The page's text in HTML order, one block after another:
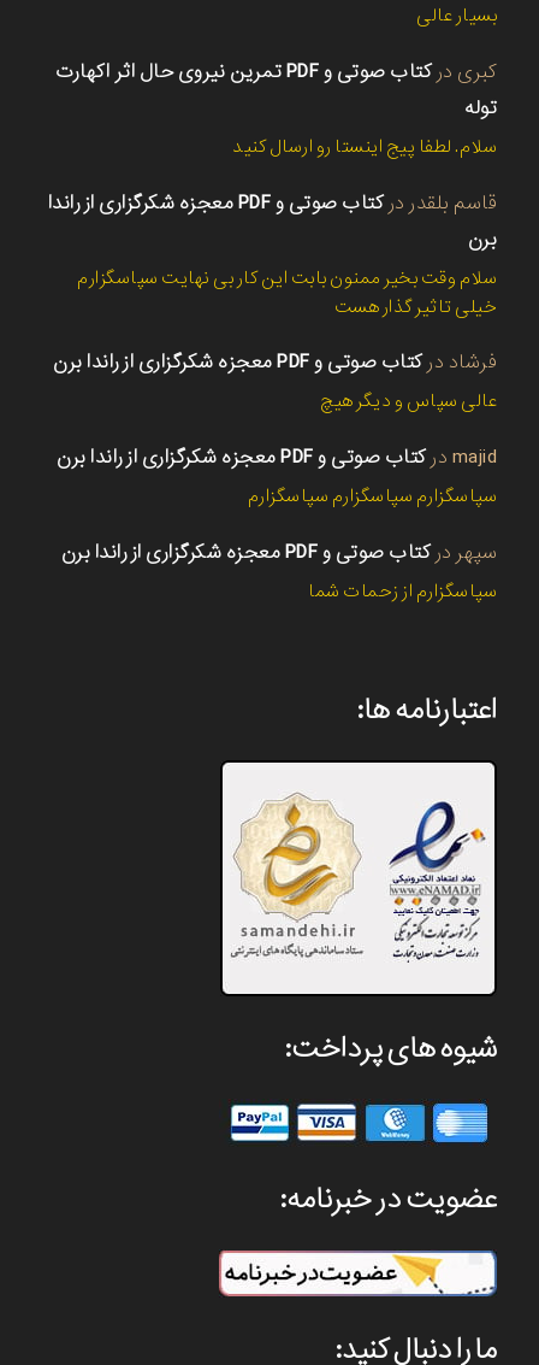
بسیار عالی
کبری در
کتاب صوتی و PDF تمرین نیروی حال اثر اکهارت
توله
سلام. لطفا پیج اینستا رو ارسال کنید
قاسم بلقدر در
کتاب صوتی و PDF معجزه شکرگزاری از راندا
برن
سلام وقت بخیر ممنون بابت این کار بی نهایت سپاسگزارم
خیلی تاثیر گذار هست
فرشاد درکتاب صوتی و PDF معجزه شکرگزاری از راندا برن
عالی سپاس و دیگر هیچ
majid درکتاب صوتی و PDF معجزه شکرگزاری از راندا برن
سپاسگزارم سپاسگزارم سپاسگزارم
سپهر درکتاب صوتی و PDF معجزه شکرگزاری از راندا برن
سپاسگزارم از زحمات شما
اعتبارنامه ها:
شیوه های پرداخت:
عضویت در خبرنامه:
ما را دنبال کنید: